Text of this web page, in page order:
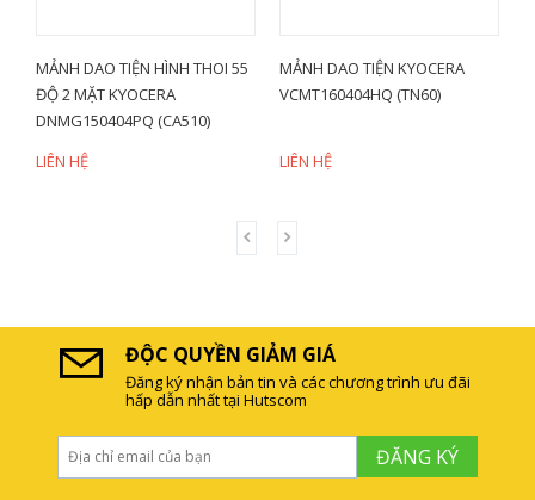
MẢNH DAO TIỆN HÌNH THOI 55
ĐỘ 2 MẶT KYOCERA
DNMG150404PQ (CA510)
LIÊN HỆ
MẢNH DAO TIỆN KYOCERA
VCMT160404HQ (TN60)
LIÊN HỆ
ĐỘC QUYỀN GIẢM GIÁ
Đăng ký nhận bản tin và các chương trình ưu đãi
hấp dẫn nhất tại Hutscom
ĐĂNG KÝ